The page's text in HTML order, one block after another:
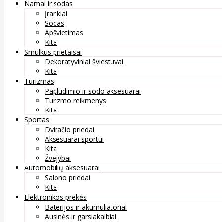
Namai ir sodas
Įrankiai
Sodas
Apšvietimas
Kita
Smulkūs prietaisai
Dekoratyviniai šviestuvai
Kita
Turizmas
Paplūdimio ir sodo aksesuarai
Turizmo reikmenys
Kita
Sportas
Dviračio priedai
Aksesuarai sportui
Kita
Žvejybai
Automobilių aksesuarai
Salono priedai
Kita
Elektronikos prekės
Baterijos ir akumuliatoriai
Ausinės ir garsiakalbiai